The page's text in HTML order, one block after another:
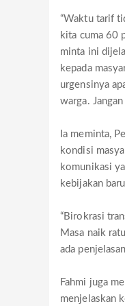
“Waktu tarif
kita cuma 60
minta ini
kepada
urgensinya
warga.
Ia meminta,
kondisi
komunikasi
kebijakan
“Birokrasi
Masa naik
ada
Fahmi juga
menjelaskan